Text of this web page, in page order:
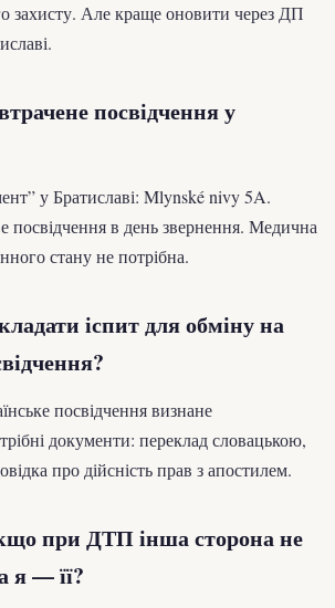
захисту. Але краще оновити через ДП
посвідчення у
у Братиславі: Mlynské nivy 5A.
посвідчення в день звернення. Медична
стану не потрібна.
іспит для обміну на
посвідчення визнане
документи: переклад словацькою,
про дійсність прав з апостилем.
при ДТП інша сторона не
я — її?